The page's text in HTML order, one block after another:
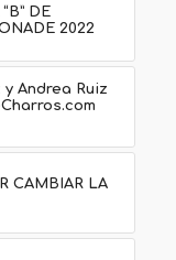
DE
2022
Andrea Ruiz
CAMBIAR LA